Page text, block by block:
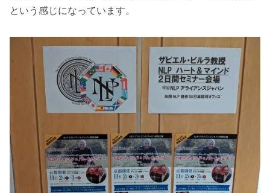
という感じになっています。